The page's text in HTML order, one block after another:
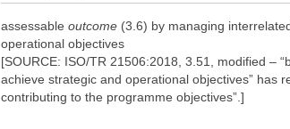
assessable outcome(3.6) by managing
operational objectives
[SOURCE: ISO/TR 21506:2018, 3.51, modified –
achieve strategic and operational objectives” has
contributing to the programme objectives”.]